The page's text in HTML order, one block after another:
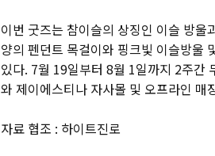
이번 굿즈는 참이슬의 상징인 이슬 방
양의 펜던트 목걸이와 핑크빛 이슬방울
있다. 7월 19일부터 8월 1일까지 2주간
와 제이에스티나 자사몰 및 오프라인 매
자료 협조 : 하이트진로